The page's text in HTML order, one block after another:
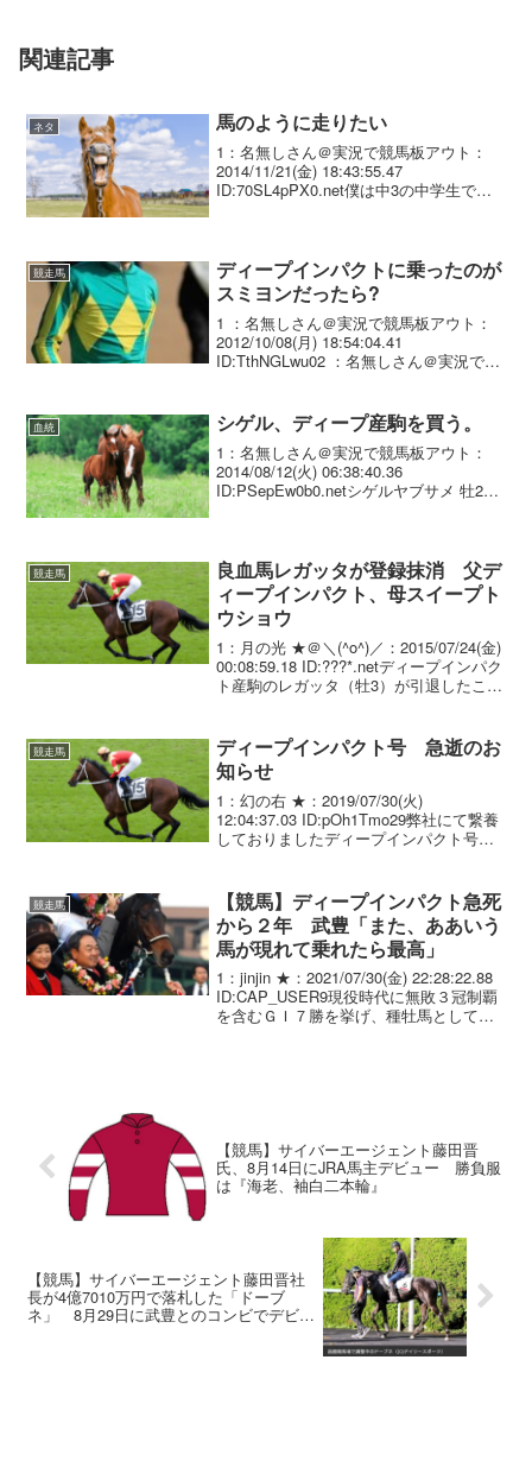
関連記事
ネタ 馬のように走りたい
1：名無しさん＠実況で競馬板アウト：
2014/11/21(金) 18:43:55.47
ID:70SL4pPX0.net僕は中3の中学生で
競走馬
ディープインパクトに乗ったのが
スミヨンだったら?
1 ：名無しさん＠実況で競馬板アウト：
2012/10/08(月) 18:54:04.41
ID:TthNGLwu02 ：名無しさん＠実況で競
血統 シゲル、ディープ産駒を買う。
1：名無しさん＠実況で競馬板アウト：
2014/08/12(火) 06:38:40.36
ID:PSepEw0b0.netシゲルヤブサメ 牡2歳
競走馬
良血馬レガッタが登録抹消 父デ
ィープインパクト、母スイープト
ウショウ
1：月の光 ★＠＼(^o^)／：2015/07/24(金)
00:08:59.18 ID:???*.netディープインパク
ト産駒のレガッタ（牡3）が引退したこと
競走馬
ディープインパクト号 急逝のお
知らせ
1：幻の右 ★：2019/07/30(火)
12:04:37.03 ID:pOh1Tmo29弊社にて繋養
しておりましたディープインパクト号で
術は無事に終了して術後の...
競走馬
【競馬】ディープインパクト急死
から２年 武豊「また、ああいう
馬が現れて乗れたら最高」
1：jinjin ★：2021/07/30(金) 22:28:22.88
ID:CAP_USER9現役時代に無敗３冠制覇
を含むＧＩ７勝を挙げ、種牡馬としても
【競馬】サイバーエージェント藤田晋
氏、8月14日にJRA馬主デビュー 勝負服
は『海老、袖白二本輪』
【競馬】サイバーエージェント藤田晋社
長が4億7010万円で落札した「ドーブ
ネ」 8月29日に武豊とのコンビでデビュ